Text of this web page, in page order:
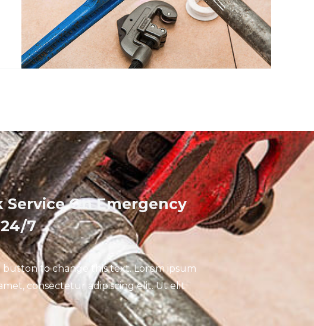
Service On Emergency
7
button to change this text. Lorem ipsum
consectetur adipiscing elit. Ut elit